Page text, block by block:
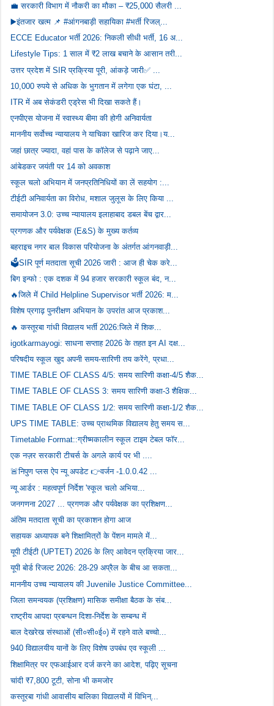
💼 सरकारी विभाग में नौकरी का मौका – ₹25,000 सैलरी ...
▶️इंतजार खत्म 📌 #आंगनबाड़ी सहायिका #भर्ती रिजल्...
ECCE Educator भर्ती 2026: निकली सीधी भर्ती, 16 अ...
Lifestyle Tips: 1 साल में ₹2 लाख बचाने के आसान तरी...
उत्तर प्रदेश में SIR प्रक्रिया पूरी, आंकड़े जारी✅ ...
10,000 रुपये से अधिक के भुगतान में लगेगा एक घंटा, ...
ITR में अब सेकंडरी एड्रेस भी दिखा सकते हैं।
एनपीएस योजना में स्वास्थ्य बीमा की होगी अनिवार्यता
माननीय सर्वोच्च न्यायालय ने याचिका खारिज कर दिया।य...
जहां छात्र ज्यादा, वहां पास के कॉलेज से पढ़ाने जाए...
आंबेडकर जयंती पर 14 को अवकाश
स्कूल चलो अभियान में जनप्रतिनिधियों का लें सहयोग :...
टीईटी अनिवार्यता का विरोध, मशाल जुलूस के लिए किया ...
समायोजन 3.0: उच्च न्यायालय इलाहाबाद डबल बेंच द्वार...
प्रगणक और पर्यवेक्षक (E&S) के मुख्य कर्तव्य
बहराइच नगर बाल विकास परियोजना के अंतर्गत आंगनवाड़ी...
🗳️SIR पूर्ण मतदाता सूची 2026 जारी : आज ही चेक करे...
बिग इन्फो : एक दशक में 94 हजार सरकारी स्कूल बंद, न...
🔥जिले में Child Helpline Supervisor भर्ती 2026: म...
विशेष प्रगाढ़ पुनरीक्षण अभियान के उपरांत आज प्रकाश...
🔥 कस्तूरबा गांधी विद्यालय भर्ती 2026:जिले में शिक...
igotkarmayogi: साधना सप्ताह 2026 के तहत इन AI दक्ष...
परिषदीय स्कूल खुद अपनी समय-सारिणी तय करेंगे, प्रधा...
TIME TABLE OF CLASS 4/5: समय सारिणी कक्षा-4/5 शैक...
TIME TABLE OF CLASS 3: समय सारिणी कक्षा-3 शैक्षिक...
TIME TABLE OF CLASS 1/2: समय सारिणी कक्षा-1/2 शैक...
UPS TIME TABLE: उच्च प्राथमिक विद्यालय हेतु समय स...
Timetable Format::ग्रीष्मकालीन स्कूल टाइम टेबल फॉर...
एक नज़र सरकारी टीचर्स के अगले कार्य पर भी ....
🚨निपुण प्लस ऐप न्यू अपडेट 👉वर्जन -1.0.0.42 ...
न्यू आर्डर : महत्‍वपूर्ण निर्देश 'स्‍कूल चलो अभिया...
जनगणना 2027 ... प्रगणक और पर्यवेक्षक का प्रशिक्षण...
अंतिम मतदाता सूची का प्रकाशन होगा आज
सहायक अध्यापक बने शिक्षामित्रों के पेंशन मामले में...
यूपी टीईटी (UPTET) 2026 के लिए आवेदन प्रक्रिया जार...
यूपी बोर्ड रिजल्ट 2026: 28-29 अप्रैल के बीच आ सकता...
माननीय उच्च न्यायालय की Juvenile Justice Committee...
जिला समन्वयक (प्रशिक्षण) मासिक समीक्षा बैठक के संब...
राष्ट्रीय आपदा प्रबन्धन दिशा-निर्देश के सम्बन्ध में
बाल देखरेख संस्थाओं (सी०सी०ई०) में रहने वाले बच्चो...
940 विद्यालयीय यानों के लिए विशेष उपबंध एव स्कूली ...
शिक्षामित्र पर एफआईआर दर्ज करने का आदेश, पढ़िए सूचना
चांदी ₹7,800 टूटी, सोना भी कमजोर
कस्तूरबा गांधी आवासीय बालिका विद्यालयों में विभिन्...